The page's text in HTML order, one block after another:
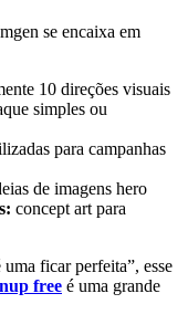
se encaixa em
10 direções visuais
simples ou
para campanhas
de imagens hero
concept art para
ficar perfeita”, esse
free é uma grande